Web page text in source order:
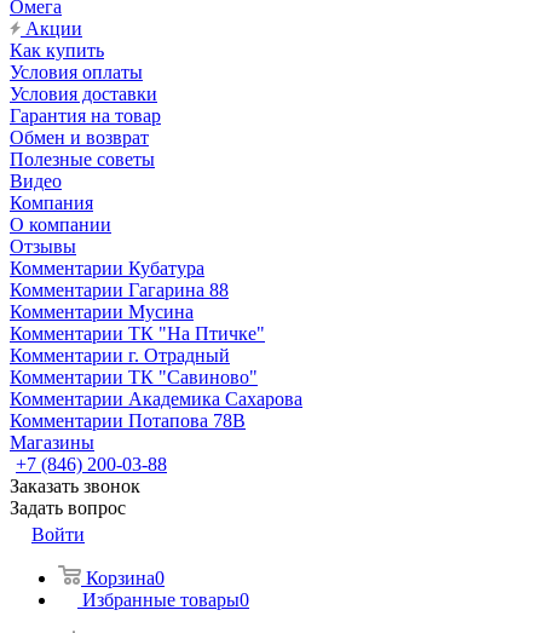
Омега
Акции
Как купить
Условия оплаты
Условия доставки
Гарантия на товар
Обмен и возврат
Полезные советы
Видео
Компания
О компании
Отзывы
Комментарии Кубатура
Комментарии Гагарина 88
Комментарии Мусина
Комментарии ТК "На Птичке"
Комментарии г. Отрадный
Комментарии ТК "Савиново"
Комментарии Академика Сахарова
Комментарии Потапова 78В
Магазины
+7 (846) 200-03-88
Заказать звонок
Задать вопрос
Войти
Корзина0
Избранные товары0